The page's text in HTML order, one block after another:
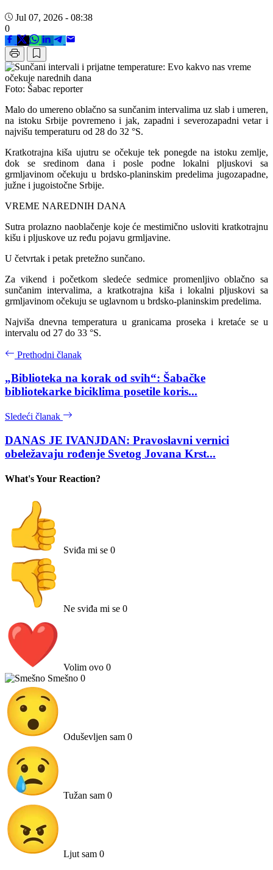
Jul 07, 2026 - 08:38
0
Foto: Šabac reporter
Malo do umereno oblačno sa sunčanim intervalima uz slab i umeren,
na istoku Srbije povremeno i jak, zapadni i severozapadni vetar i
najvišu temperaturu od 28 do 32 °S.
Kratkotrajna kiša ujutru se očekuje tek ponegde na istoku zemlje,
dok se sredinom dana i posle podne lokalni pljuskovi sa
grmljavinom očekuju u brdsko-planinskim predelima jugozapadne,
južne i jugoistočne Srbije.
VREME NAREDNIH DANA
Sutra prolazno naoblačenje koje će mestimično usloviti kratkotrajnu
kišu i pljuskove uz ređu pojavu grmljavine.
U četvrtak i petak pretežno sunčano.
Za vikend i početkom sledeće sedmice promenljivo oblačno sa
sunčanim intervalima, a kratkotrajna kiša i lokalni pljuskovi sa
grmljavinom očekuju se uglavnom u brdsko-planinskim predelima.
Najviša dnevna temperatura u granicama proseka i kretaće se u
intervalu od 27 do 33 °S.
Prethodni članak
„Biblioteka na korak od svih“: Šabačke
bibliotekarke biciklima posetile koris...
Sledeći članak
DANAS JE IVANJDAN: Pravoslavni vernici
obeležavaju rođenje Svetog Jovana Krst...
What's Your Reaction?
Sviđa mi se 0
Ne sviđa mi se 0
Volim ovo 0
Smešno 0
Oduševljen sam 0
Tužan sam 0
Ljut sam 0